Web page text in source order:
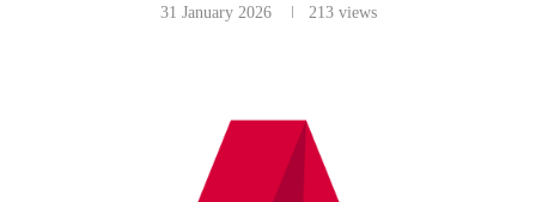
31 January 2026 213views